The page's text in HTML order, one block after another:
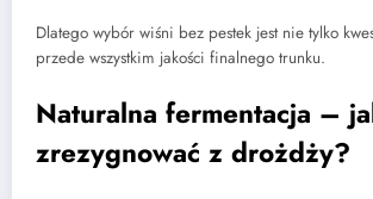
Dlatego wybór wiśni bez pestek jest nie tylko
przede wszystkim jakości finalnego trunku.
Naturalna fermentacja –
zrezygnować z drożdży?